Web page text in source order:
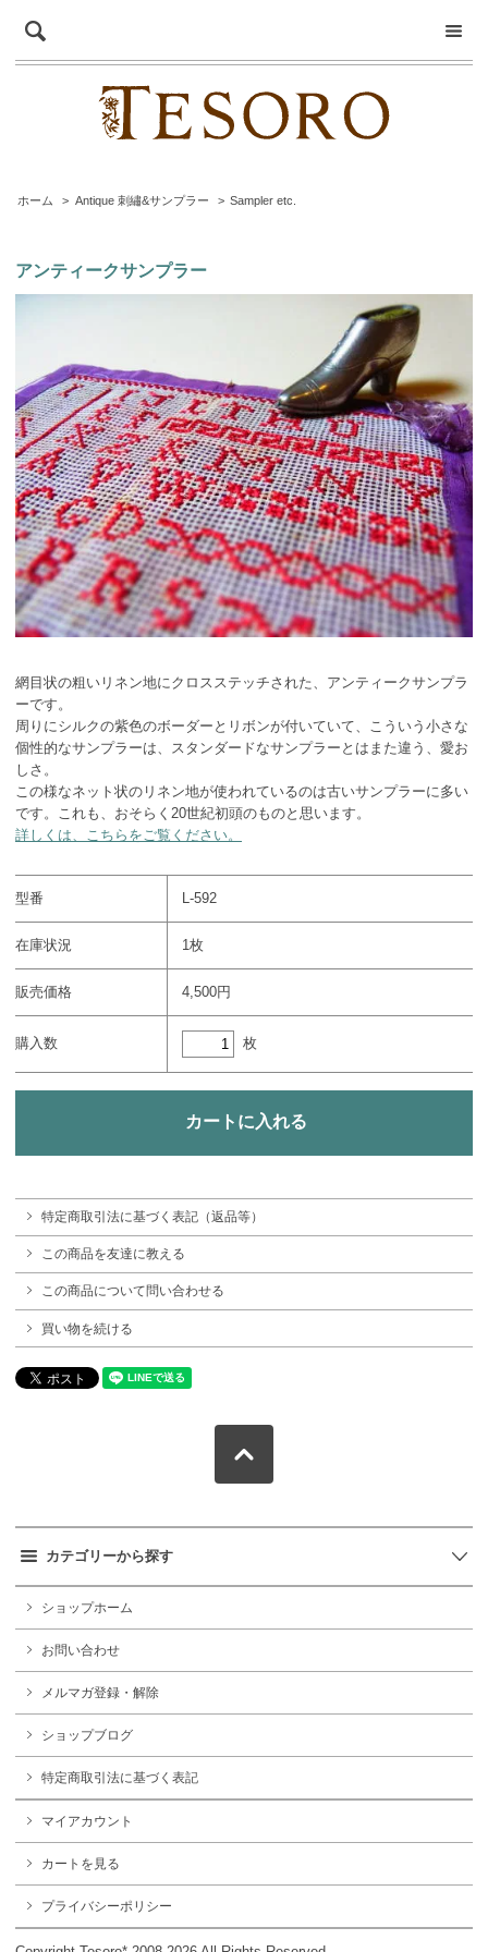
ホーム > Antique 刺繡&サンプラー > Sampler etc.
アンティークサンプラー
網目状の粗いリネン地にクロスステッチされた、アンティークサンプラ
ーです。
周りにシルクの紫色のボーダーとリボンが付いていて、こういう小さな
個性的なサンプラーは、スタンダードなサンプラーとはまた違う、愛お
しさ。
この様なネット状のリネン地が使われているのは古いサンプラーに多い
です。これも、おそらく20世紀初頭のものと思います。
詳しくは、こちらをご覧ください。
型番 L-592
在庫状況 1枚
販売価格 4,500円
購入数 枚
特定商取引法に基づく表記（返品等）
この商品を友達に教える
この商品について問い合わせる
買い物を続ける
カテゴリーから探す
ショップホーム
お問い合わせ
メルマガ登録・解除
ショップブログ
特定商取引法に基づく表記
マイアカウント
カートを見る
プライバシーポリシー